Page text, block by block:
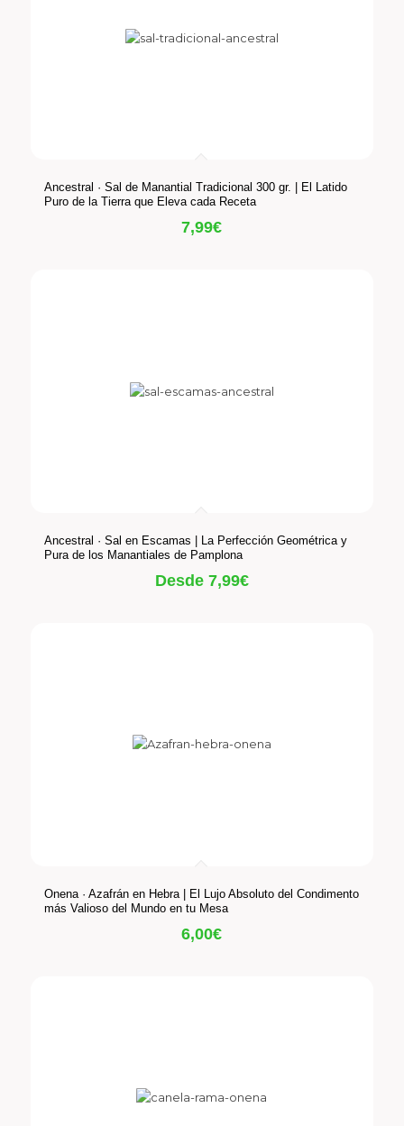
Ancestral · Sal de Manantial Tradicional 300 gr. | El Latido
Puro de la Tierra que Eleva cada Receta
7,99€
Ancestral · Sal en Escamas | La Perfección Geométrica y
Pura de los Manantiales de Pamplona
Desde 7,99€
Onena · Azafrán en Hebra | El Lujo Absoluto del Condimento
más Valioso del Mundo en tu Mesa
6,00€